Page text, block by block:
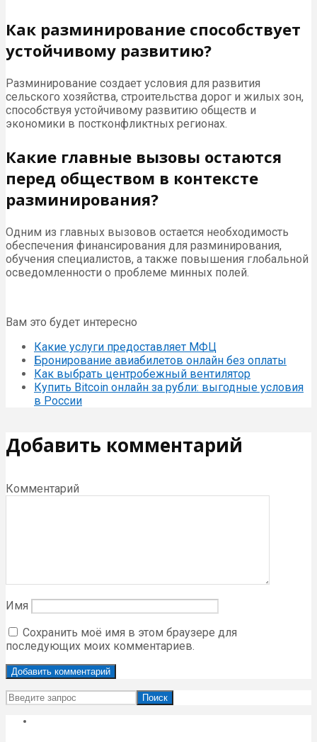
Как разминирование способствует
устойчивому развитию?
Разминирование создает условия для развития
сельского хозяйства, строительства дорог и жилых зон,
способствуя устойчивому развитию обществ и
экономики в постконфликтных регионах.
Какие главные вызовы остаются
перед обществом в контексте
разминирования?
Одним из главных вызовов остается необходимость
обеспечения финансирования для разминирования,
обучения специалистов, а также повышения глобальной
осведомленности о проблеме минных полей.
Вам это будет интересно
Какие услуги предоставляет МФЦ
Бронирование авиабилетов онлайн без оплаты
Как выбрать центробежный вентилятор
Купить Bitcoin онлайн за рубли: выгодные условия
в России
Добавить комментарий
Комментарий
Имя
Сохранить моё имя в этом браузере для
последующих моих комментариев.
Поиск